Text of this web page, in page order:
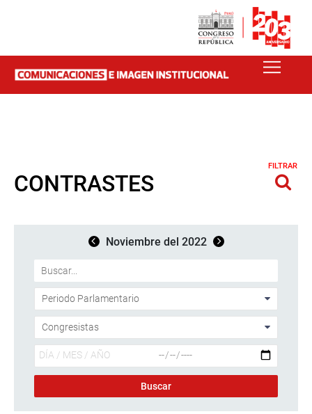
CONTRASTES
FILTRAR
Noviembre del 2022